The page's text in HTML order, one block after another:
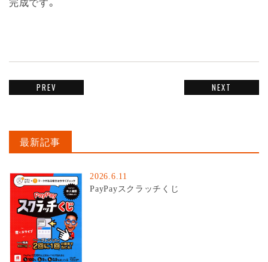
PREV NEXT
最新記事
2026.6.11
PayPayスクラッチくじ